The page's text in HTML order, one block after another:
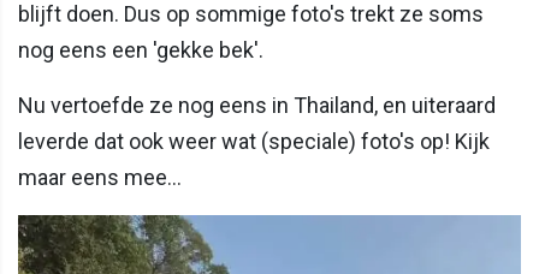
blijft doen. Dus op sommige foto's trekt ze soms
nog eens een 'gekke bek'.
Nu vertoefde ze nog eens in Thailand, en uiteraard
leverde dat ook weer wat (speciale) foto's op! Kijk
maar eens mee...